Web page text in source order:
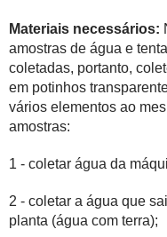
Materiais necessários:
amostras de água e
coletadas, portanto,
em potinhos
vários elementos ao
amostras:
1 - coletar água da
2 - coletar a água que
planta (água com terra);